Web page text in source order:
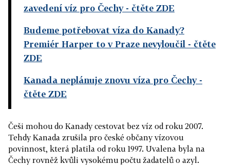
zavedení víz pro Čechy- čtěte ZDE
Budeme potřebovat víza do Kanady?
Premiér Harper to v Praze nevyloučil - čtěte
ZDE
Kanada neplánuje znovu víza pro Čechy-
čtěte ZDE
Češi mohou do Kanady cestovat bez víz od roku 2007.
Tehdy Kanada zrušila pro české občany vízovou
povinnost, která platila od roku 1997. Uvalena byla na
Čechy rovněž kvůli vysokému počtu žadatelů o azyl.